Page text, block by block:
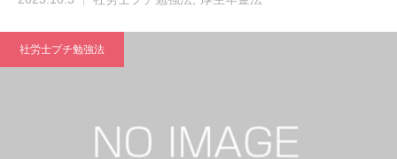
社労士プチ勉強法